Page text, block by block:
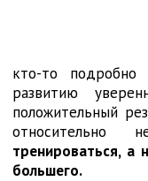
кто-то
развитию
положительный
относительно
тренироваться, а
большего.